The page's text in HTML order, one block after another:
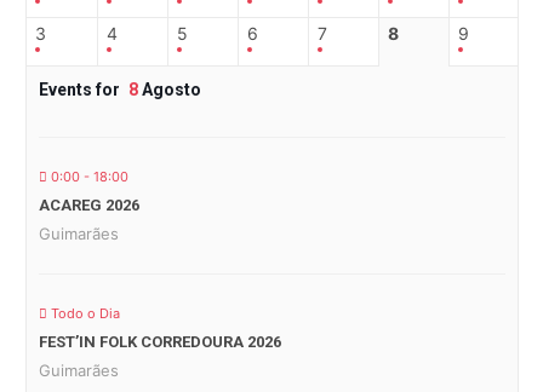
3 4 5 6 7 8 9
Events for 8Agosto
0:00 - 18:00
ACAREG 2026
Guimarães
Todo o Dia
FEST’IN FOLK CORREDOURA 2026
Guimarães